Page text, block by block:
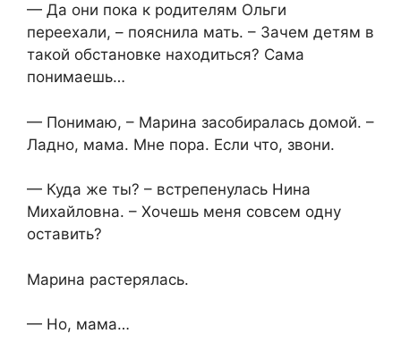
— Да они пока к родителям Ольги
переехали, – пояснила мать. – Зачем детям в
такой обстановке находиться? Сама
понимаешь…
— Понимаю, – Марина засобиралась домой. –
Ладно, мама. Мне пора. Если что, звони.
— Куда же ты? – встрепенулась Нина
Михайловна. – Хочешь меня совсем одну
оставить?
Марина растерялась.
— Но, мама…